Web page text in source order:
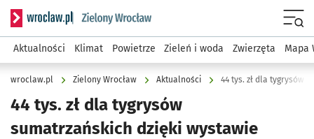
Serwis informacyjny wroclaw.pl podserwis: Środowisko we
Aktualności Klimat Powietrze Zieleń i woda Zwierzęta Mapa
wroclaw.pl Zielony Wrocław Aktualności
44 tys. zł dla tygrysów
sumatrzańskich dzięki wystawie